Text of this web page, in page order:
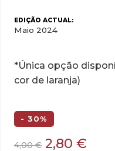
EDIÇÃO ACTUAL:
Maio 2024
*Única opção
cor de laranja)
- 30%
4,00€ O
2,80 €